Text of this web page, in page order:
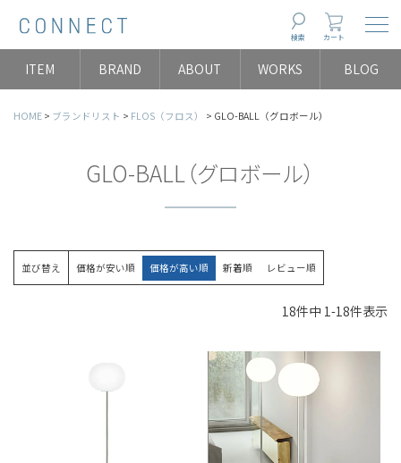
検索 カート
ITEM BRAND ABOUT WORKS BLOG
HOME ブランドリスト FLOS（フロス） GLO-BALL（グロボール）
GLO-BALL（グロボール）
並び替え 価格が安い順 価格が高い順 新着順 レビュー順
18件中 1 -18件表示